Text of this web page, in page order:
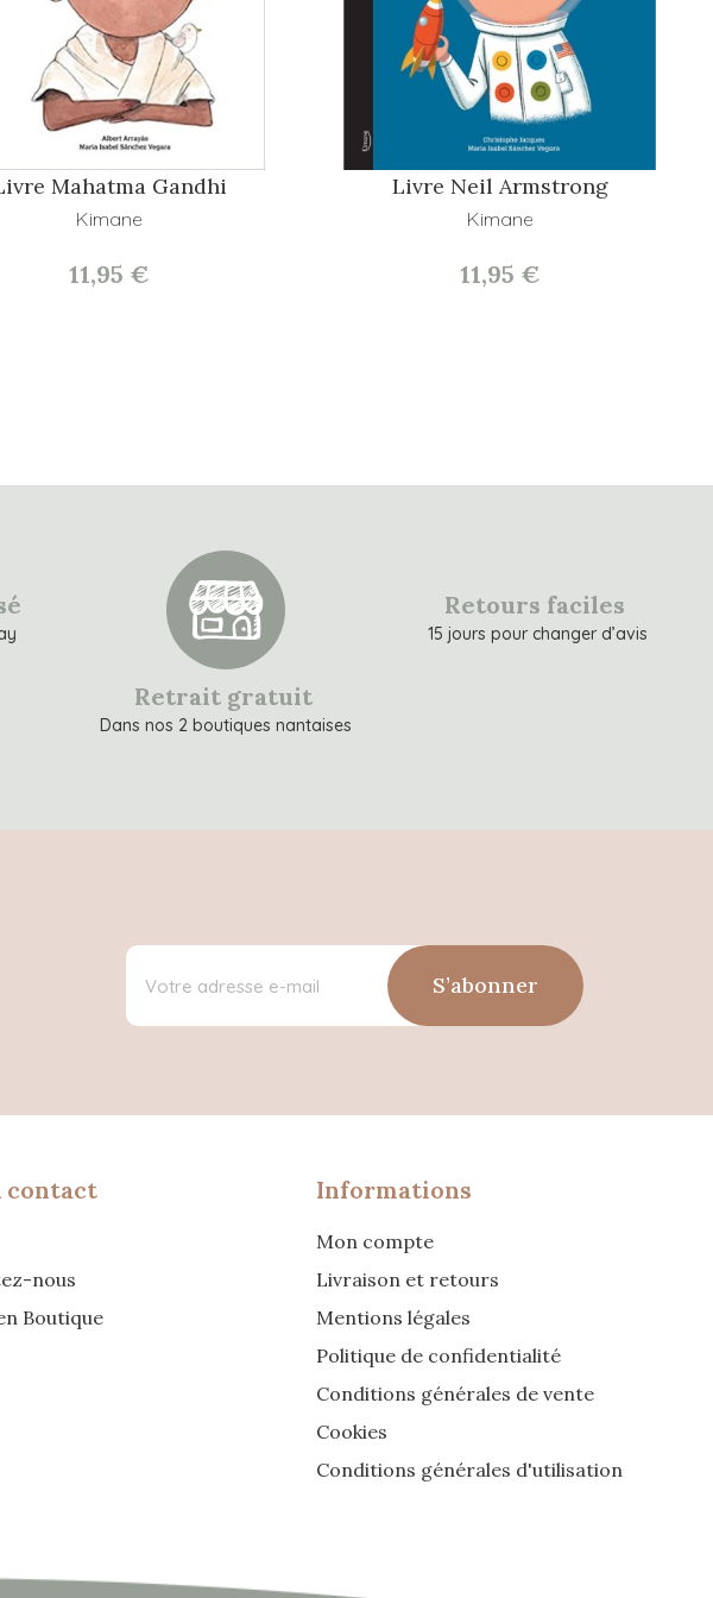
Mahatma Gandhi
Kimane
11,95 €
Livre Neil Armstrong
Kimane
11,95 €
Retrait gratuit
Dans nos 2 boutiques nantaises
Retours faciles
15 jours pour changer d’avis
S’abonner
contact
nous
Boutique
Informations
Mon compte
Livraison et retours
Mentions légales
Politique de confidentialité
Conditions générales de vente
Cookies
Conditions générales d'utilisation